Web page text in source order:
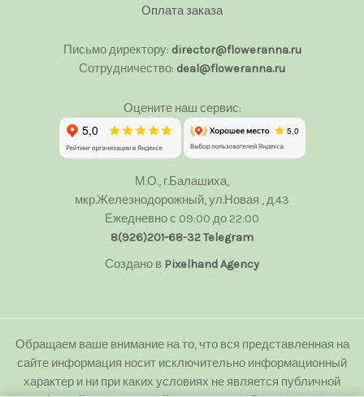
Оплата заказа
Письмо директору: director@floweranna.ru
Сотрудничество: deal@floweranna.ru
Оцените наш сервис:
М.О., г.Балашиха,
мкр.Железнодорожный, ул.Новая , д.43
Ежедневно с 09:00 до 22:00
8(926)201-68-32Telegram
Создано в Pixelhand Agency
Обращаем ваше внимание на то, что вся представленная на
сайте информация носит исключительно информационный
характер и ни при каких условиях не является публичной